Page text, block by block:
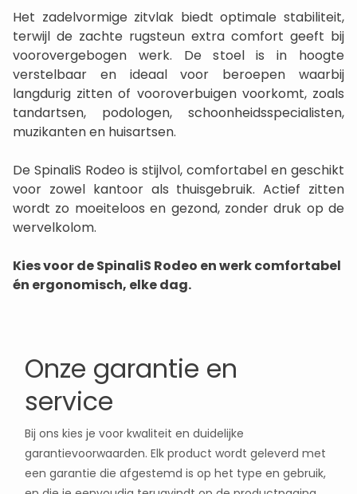
Het zadelvormige zitvlak biedt optimale stabiliteit,
terwijl de zachte rugsteun extra comfort geeft bij
voorovergebogen werk. De stoel is in hoogte
verstelbaar en ideaal voor beroepen waarbij
langdurig zitten of vooroverbuigen voorkomt, zoals
tandartsen, podologen, schoonheidsspecialisten,
muzikanten en huisartsen.
De SpinaliS Rodeo is stijlvol, comfortabel en geschikt
voor zowel kantoor als thuisgebruik. Actief zitten
wordt zo moeiteloos en gezond, zonder druk op de
wervelkolom.
Kies voor de SpinaliS Rodeo en werk comfortabel
én ergonomisch, elke dag.
Onze garantie en
service
Bij ons kies je voor kwaliteit en duidelijke
garantievoorwaarden. Elk product wordt geleverd met
een garantie die afgestemd is op het type en gebruik,